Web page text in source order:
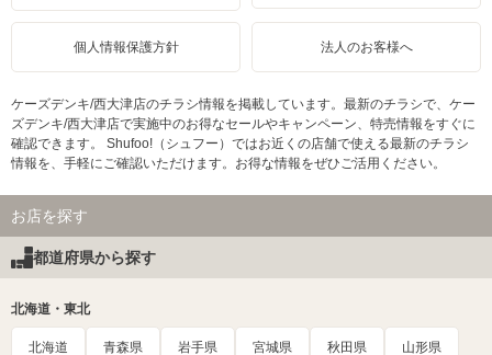
個人情報保護方針 法人のお客様へ
ケーズデンキ/西大津店のチラシ情報を掲載しています。最新のチラシで、ケー
ズデンキ/西大津店で実施中のお得なセールやキャンペーン、特売情報をすぐに
確認できます。 Shufoo!（シュフー）ではお近くの店舗で使える最新のチラシ
情報を、手軽にご確認いただけます。お得な情報をぜひご活用ください。
お店を探す
都道府県から探す
北海道・東北
北海道 青森県 岩手県 宮城県 秋田県 山形県